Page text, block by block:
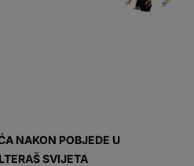
NAKON POBJEDE U
SVIJETA